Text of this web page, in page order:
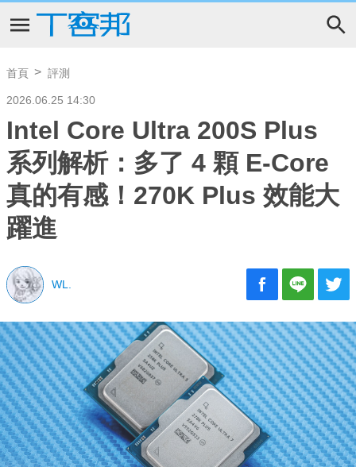
首頁 評測
2026.06.25 14:30
Intel Core Ultra 200S Plus
系列解析：多了 4 顆 E-Core
真的有感！270K Plus 效能大
躍進
WL.